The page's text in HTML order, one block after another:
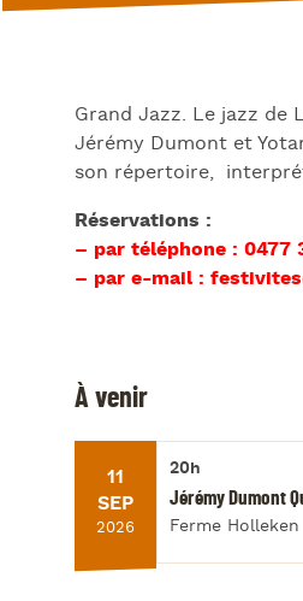
Grand Jazz. Le jazz de
Jérémy Dumont et
son répertoire,
Réservations :
– par téléphone : 0477
– par e-mail :
À venir
11
SEP
2026
20h
Jérémy Dumont
Ferme Holleken